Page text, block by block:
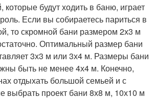
которые будут ходить в баню, играет
Если вы собираетесь париться в
то скромной бани размером 2х3 м
Оптимальный размер бани
3х3 м или 3х4 м. Размеры бани
быть не менее 4х4 м. Конечно,
отдыхать большой семьей и с
выбрать проект бани 8х8 м, 10х10 м